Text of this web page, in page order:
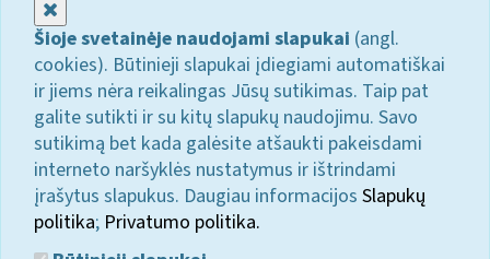
Šioje svetainėje naudojami slapukai (angl.
cookies). Būtinieji slapukai įdiegiami automatiškai
ir jiems nėra reikalingas Jūsų sutikimas. Taip pat
galite sutikti ir su kitų slapukų naudojimu. Savo
sutikimą bet kada galėsite atšaukti pakeisdami
interneto naršyklės nustatymus ir ištrindami
įrašytus slapukus. Daugiau informacijos Slapukų
politika; Privatumo politika.